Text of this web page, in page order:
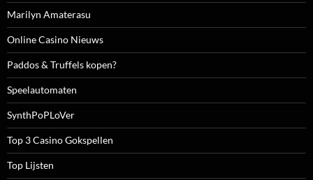
Marilyn Amaterasu
Online Casino Nieuws
Paddos & Truffels kopen?
Speelautomaten
SynthPoPLoVer
Top 3 Casino Gokspellen
Top Lijsten